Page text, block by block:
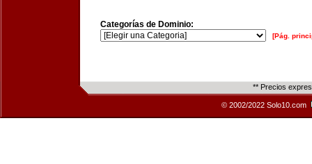
Categorías de Dominio:
[Pág.
** Precios
© 2002/2022 Solo10.com